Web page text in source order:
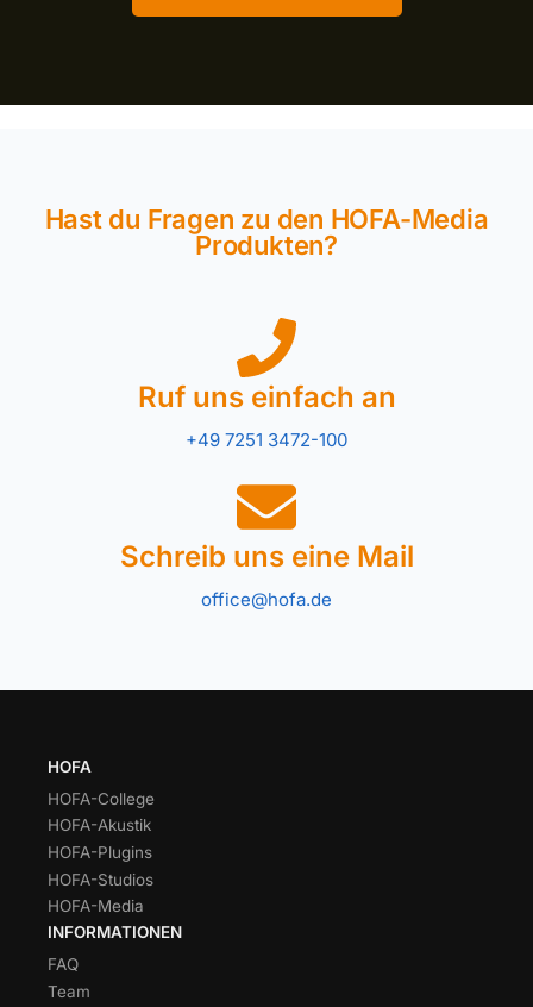
Hast du Fragen zu den HOFA-Media
Produkten?
Ruf uns einfach an
+49 7251 3472-100
Schreib uns eine Mail
office@hofa.de
HOFA
HOFA-College
HOFA-Akustik
HOFA-Plugins
HOFA-Studios
HOFA-Media
INFORMATIONEN
FAQ
Team